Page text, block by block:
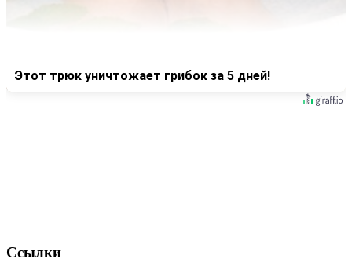
Этот трюк уничтожает грибок за 5 дней!
Ссылки